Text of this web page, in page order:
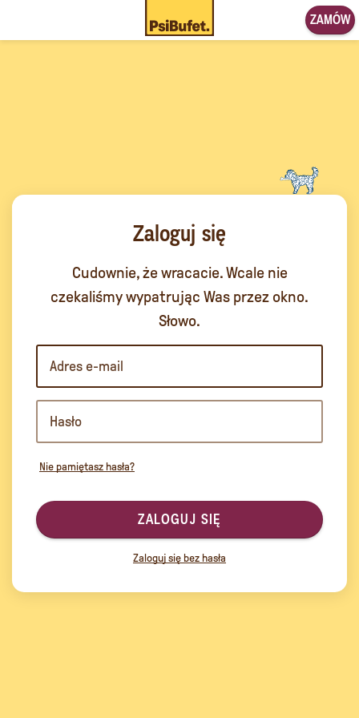
ZAMÓW
Zaloguj się
Cudownie, że wracacie. Wcale nie
czekaliśmy wypatrując Was przez okno.
Słowo.
Nie pamiętasz hasła?
ZALOGUJ SIĘ
Zaloguj się bez hasła